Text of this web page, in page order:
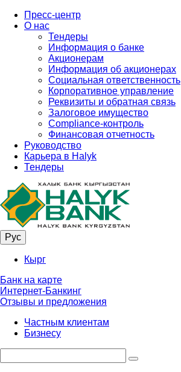
Пресс-центр
О нас
Тендеры
Информация о банке
Акционерам
Информация об акционерах
Социальная ответственность
Корпоративное управление
Реквизиты и обратная связь
Залоговое имущество
Compliance-контроль
Финансовая отчетность
Руководство
Карьера в Halyk
Тендеры
Рус
Кырг
Банк на карте
Интернет-Банкинг
Отзывы и предложения
Частным клиентам
Бизнесу